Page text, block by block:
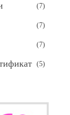
(7)
(7)
(7)
(5)